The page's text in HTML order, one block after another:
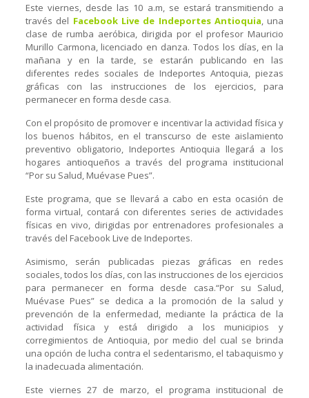
Este viernes, desde las 10 a.m, se estará transmitiendo a
través del Facebook Live de Indeportes Antioquia, una
clase de rumba aeróbica, dirigida por el profesor Mauricio
Murillo Carmona, licenciado en danza. Todos los días, en la
mañana y en la tarde, se estarán publicando en las
diferentes redes sociales de Indeportes Antoquia, piezas
gráficas con las instrucciones de los ejercicios, para
permanecer en forma desde casa.
Con el propósito de promover e incentivar la actividad física y
los buenos hábitos, en el transcurso de este aislamiento
preventivo obligatorio, Indeportes Antioquia llegará a los
hogares antioqueños a través del programa institucional
“Por su Salud, Muévase Pues”.
Este programa, que se llevará a cabo en esta ocasión de
forma virtual, contará con diferentes series de actividades
físicas en vivo, dirigidas por entrenadores profesionales a
través del Facebook Live de Indeportes.
Asimismo, serán publicadas piezas gráficas en redes
sociales, todos los días, con las instrucciones de los ejercicios
para permanecer en forma desde casa.“Por su Salud,
Muévase Pues” se dedica a la promoción de la salud y
prevención de la enfermedad, mediante la práctica de la
actividad física y está dirigido a los municipios y
corregimientos de Antioquia, por medio del cual se brinda
una opción de lucha contra el sedentarismo, el tabaquismo y
la inadecuada alimentación.
Este viernes 27 de marzo, el programa institucional de